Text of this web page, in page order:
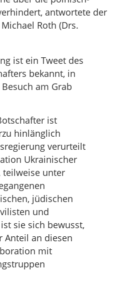
antwortete der
Roth (Drs.
ist ein Tweet des
bekannt, in
am Grab
ist
hinlänglich
verurteilt
Ukrainischer
teilweise unter
jüdischen
und
sie sich bewusst,
Anteil an diesen
mit